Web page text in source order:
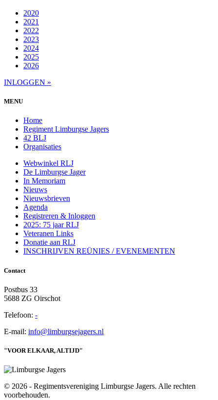
2020
2021
2022
2023
2024
2025
2026
INLOGGEN »
MENU
Home
Regiment Limburgse Jagers
42 BLJ
Organisaties
Webwinkel RLJ
De Limburgse Jager
In Memoriam
Nieuws
Nieuwsbrieven
Agenda
Registreren & Inloggen
2025: 75 jaar RLJ
Veteranen Links
Donatie aan RLJ
INSCHRIJVEN REÜNIES / EVENEMENTEN
Contact
Postbus 33
5688 ZG Oirschot
Telefoon: -
E-mail: info@limburgsejagers.nl
"VOOR ELKAAR, ALTIJD"
© 2026 - Regimentsvereniging Limburgse Jagers. Alle rechten
voorbehouden.